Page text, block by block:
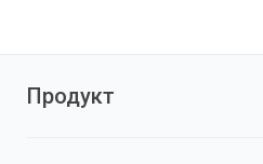
Продукт